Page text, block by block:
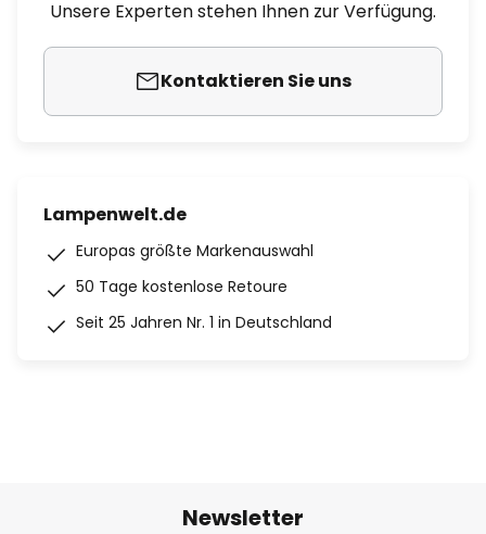
Unsere Experten stehen Ihnen zur Verfügung.
Kontaktieren Sie uns
Lampenwelt.de
Europas größte Markenauswahl
50 Tage kostenlose Retoure
Seit 25 Jahren Nr. 1 in Deutschland
Newsletter